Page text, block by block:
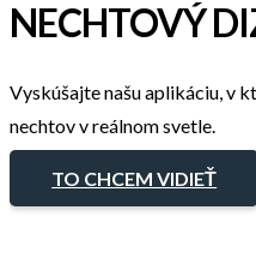
NECHTOVÝ
Vyskúšajte našu aplikáciu, v
nechtov v reálnom svetle.
TO CHCEM VIDIEŤ